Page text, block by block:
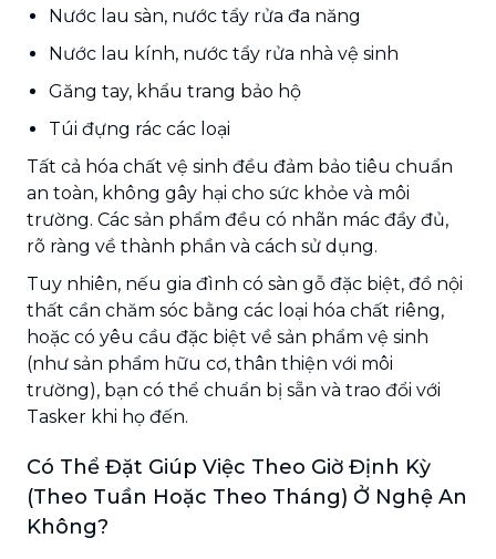
Nước lau sàn, nước tẩy rửa đa năng
Nước lau kính, nước tẩy rửa nhà vệ sinh
Găng tay, khẩu trang bảo hộ
Túi đựng rác các loại
Tất cả hóa chất vệ sinh đều đảm bảo tiêu chuẩn
an toàn, không gây hại cho sức khỏe và môi
trường. Các sản phẩm đều có nhãn mác đầy đủ,
rõ ràng về thành phần và cách sử dụng.
Tuy nhiên, nếu gia đình có sàn gỗ đặc biệt, đồ nội
thất cần chăm sóc bằng các loại hóa chất riêng,
hoặc có yêu cầu đặc biệt về sản phẩm vệ sinh
(như sản phẩm hữu cơ, thân thiện với môi
trường), bạn có thể chuẩn bị sẵn và trao đổi với
Tasker khi họ đến.
Có Thể Đặt Giúp Việc Theo Giờ Định Kỳ
(Theo Tuần Hoặc Theo Tháng) Ở Nghệ An
Không?